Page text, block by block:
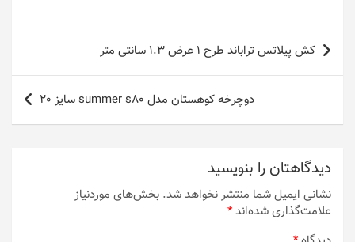
راهبری
نوشته
کش پیلاتس تراباند طرح 1 عرض 1.3 سانتی متر
دوچرخه کوهستان مدل summer s80 سایز 20
دیدگاهتان را بنویسید
نشانی ایمیل شما منتشر نخواهد شد. بخش‌های موردنیاز
علامت‌گذاری شده‌اند*